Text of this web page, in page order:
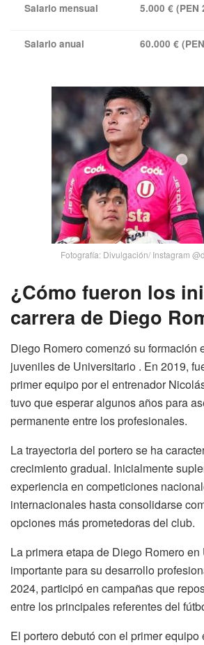
Salario mensual 5.000 € (PEN
Salario anual 60.000 €
Fotografía: Divulgación/ Instagram
¿Cómo fueron los
carrera de Diego
Diego Romero comenzó su formación
juveniles de Universitario . En 2019,
primer equipo por el entrenador
tuvo que esperar algunos años para
permanente entre los profesionales.
La trayectoria del portero se ha
crecimiento gradual. Inicialmente
experiencia en competiciones
internacionales hasta consolidarse
opciones más prometedoras del club.
La primera etapa de Diego Romero
importante para su desarrollo
2024, participó en campañas que
entre los principales referentes del
El portero debutó con el primer equipo